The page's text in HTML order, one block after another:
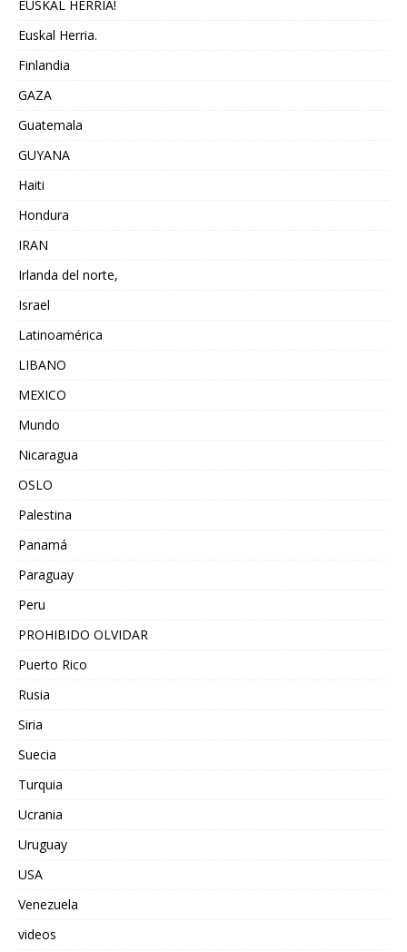
EUSKAL HERRIA!
Euskal Herria.
Finlandia
GAZA
Guatemala
GUYANA
Haiti
Hondura
IRAN
Irlanda del norte,
Israel
Latinoamérica
LIBANO
MEXICO
Mundo
Nicaragua
OSLO
Palestina
Panamá
Paraguay
Peru
PROHIBIDO OLVIDAR
Puerto Rico
Rusia
Siria
Suecia
Turquia
Ucrania
Uruguay
USA
Venezuela
videos